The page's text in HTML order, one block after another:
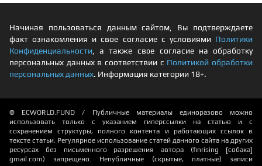
Начиная пользоваться данным сайтом, Вы подтверждаете
факт ознакомления и свое согласие с условиями Политики
Конфиденциальности , а также свое согласие на обработку
персональных данных в соответствии с Политикой обработки
персональных данных. Информация категории 18+.
© ECWORLD.FUND / Публичные материалы единоразово можно
использовать только с указанием гиперссылки на статью и с
сохранением структуры, полного контента и работающих ссылок в
тексте статьи. Регулярное использование статей данного сайта на других
ресурсах без письменного разрешения автора (finrising [собака]
gmail.com) запрещено. Непубличные (скрытые, платные) записи